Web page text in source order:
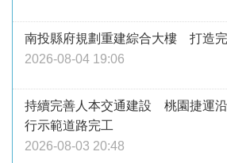
南投縣府規劃重建綜合大樓 打造
2026-08-04 19:06
持續完善人本交通建設 桃園捷運沿
行示範道路完工
2026-08-03 20:48